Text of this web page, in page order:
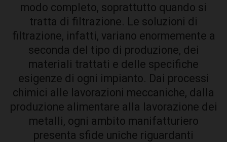
modo completo, soprattutto quando si
tratta di filtrazione. Le soluzioni di
filtrazione, infatti, variano enormemente a
seconda del tipo di produzione, dei
materiali trattati e delle specifiche
esigenze di ogni impianto. Dai processi
chimici alle lavorazioni meccaniche, dalla
produzione alimentare alla lavorazione dei
metalli, ogni ambito manifatturiero
presenta sfide uniche riguardanti